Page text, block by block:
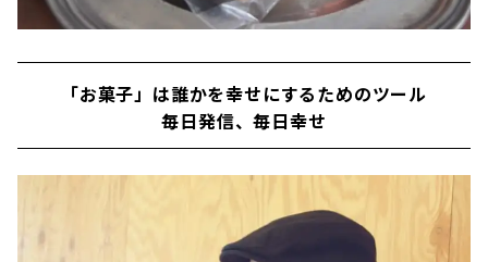
「お菓子」は誰かを幸せにするためのツール
毎日発信、毎日幸せ